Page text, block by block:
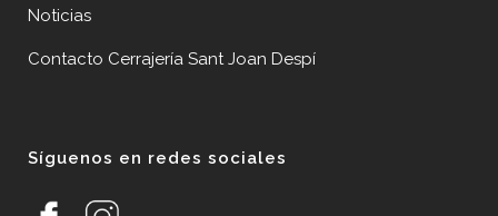
Noticias
Contacto Cerrajería Sant Joan Despí
Síguenos en redes sociales